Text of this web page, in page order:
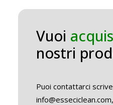
Vuoi
nostri
Puoi contattarci